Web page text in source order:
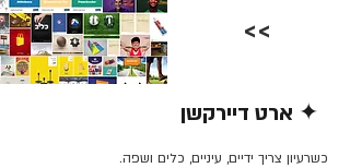
>>
✦ ארט דיירקשן
כשרעיון צריך ידיים, עיניים, כלים ושפה.